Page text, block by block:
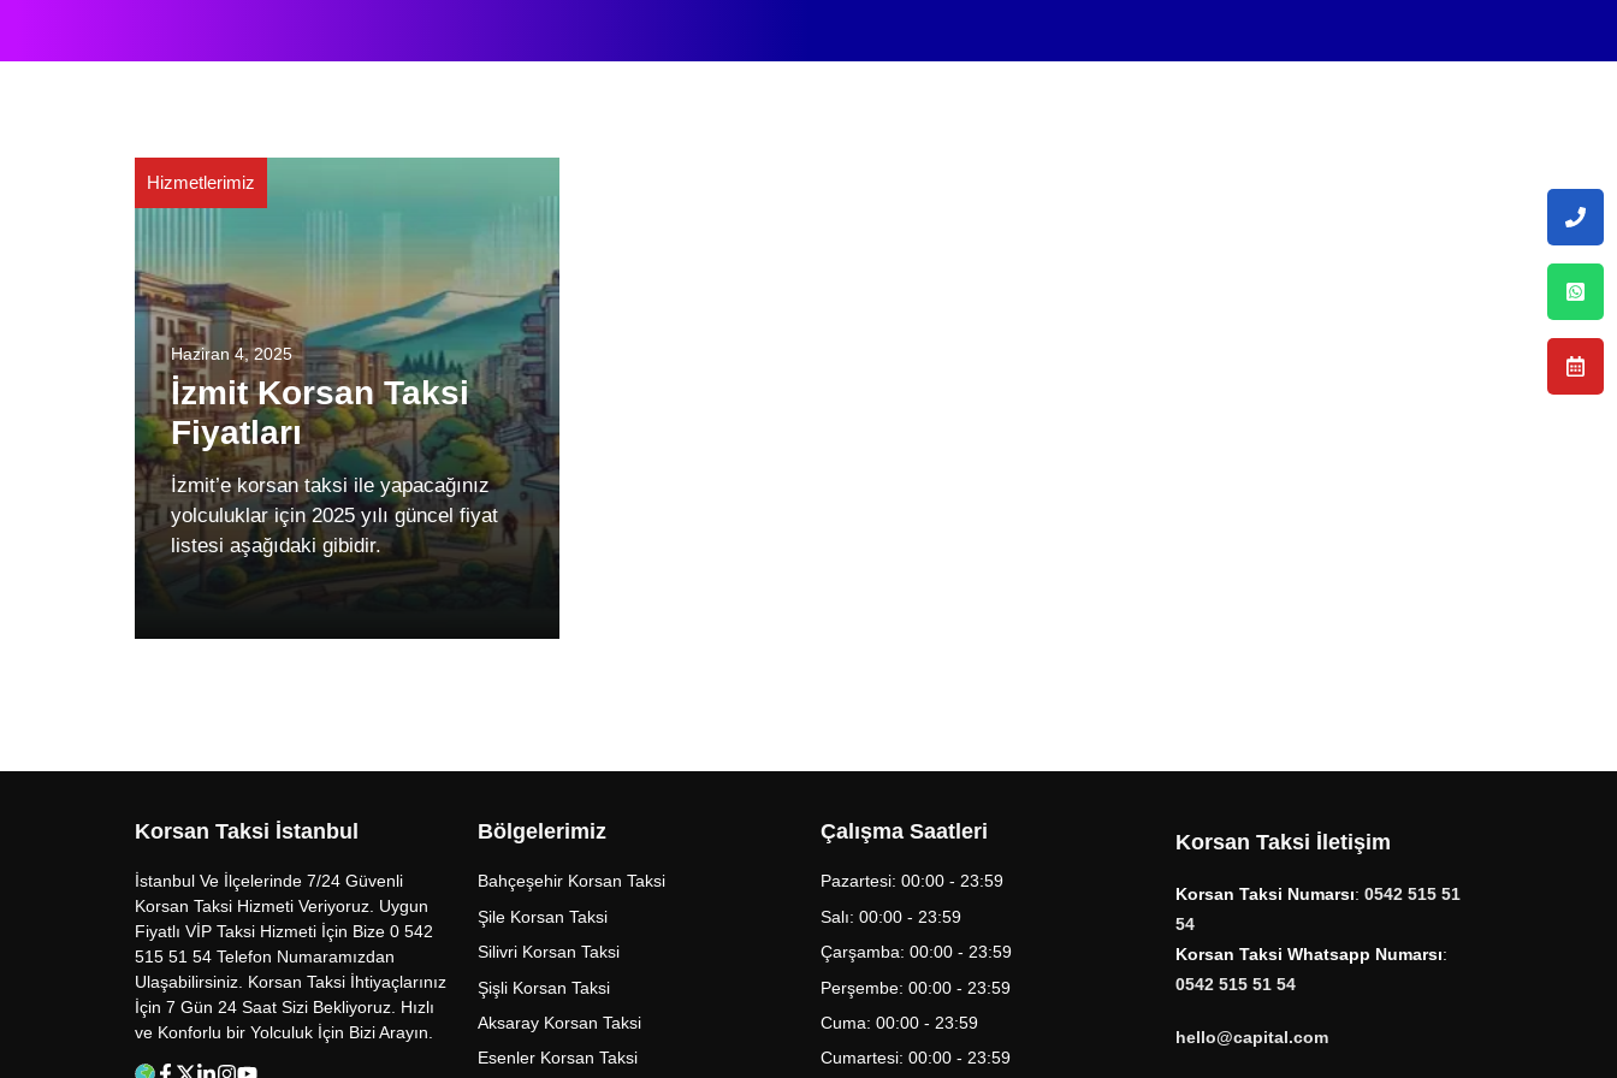
Hizmetlerimiz
Haziran 4, 2025
İzmit Korsan Taksi
Fiyatları
İzmit’e korsan taksi ile yapacağınız
yolculuklar için 2025 yılı güncel fiyat
listesi aşağıdaki gibidir.
Korsan Taksi İstanbul
İstanbul Ve İlçelerinde 7/24 Güvenli
Korsan Taksi Hizmeti Veriyoruz. Uygun
Fiyatlı VİP Taksi Hizmeti İçin Bize 0 542
515 51 54 Telefon Numaramızdan
Ulaşabilirsiniz. Korsan Taksi İhtiyaçlarınız
İçin 7 Gün 24 Saat Sizi Bekliyoruz. Hızlı
ve Konforlu bir Yolculuk İçin Bizi Arayın.
Bölgelerimiz
Bahçeşehir Korsan Taksi
Şile Korsan Taksi
Silivri Korsan Taksi
Şişli Korsan Taksi
Aksaray Korsan Taksi
Esenler Korsan Taksi
Çalışma Saatleri
Pazartesi: 00:00 - 23:59
Salı: 00:00 - 23:59
Çarşamba: 00:00 - 23:59
Perşembe: 00:00 - 23:59
Cuma: 00:00 - 23:59
Cumartesi: 00:00 - 23:59
Korsan Taksi İletişim
Korsan Taksi Numarsı: 0542 515 51
54
Korsan Taksi Whatsapp Numarsı:
0542 515 51 54
hello@capital.com